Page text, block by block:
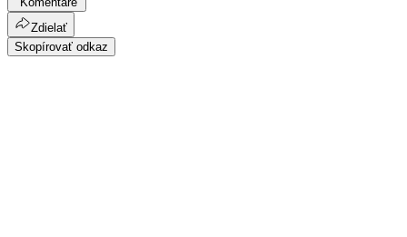
Zdielať
Skopírovať odkaz